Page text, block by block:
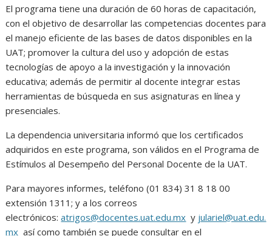
El programa tiene una duración de 60 horas de capacitación,
con el objetivo de desarrollar las competencias docentes para
el manejo eficiente de las bases de datos disponibles en la
UAT; promover la cultura del uso y adopción de estas
tecnologías de apoyo a la investigación y la innovación
educativa; además de permitir al docente integrar estas
herramientas de búsqueda en sus asignaturas en línea y
presenciales.
La dependencia universitaria informó que los certificados
adquiridos en este programa, son válidos en el Programa de
Estímulos al Desempeño del Personal Docente de la UAT.
Para mayores informes, teléfono (01 834) 31 8 18 00
extensión 1311; y a los correos
electrónicos:atrigos@docentes.uat.edu.mx y julariel@uat.edu.
mx así como también se puede consultar en el